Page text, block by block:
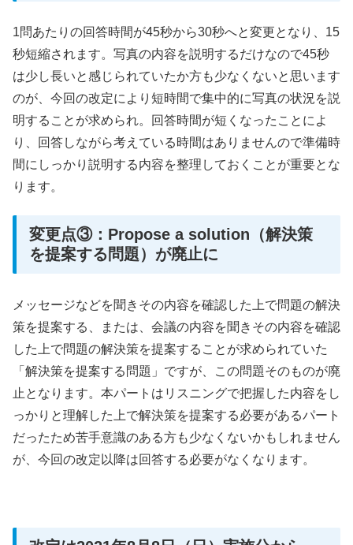
1問あたりの回答時間が45秒から30秒へと変更となり、15
秒短縮されます。写真の内容を説明するだけなので45秒
は少し長いと感じられていたか方も少なくないと思います
のが、今回の改定により短時間で集中的に写真の状況を説
明することが求められ。回答時間が短くなったことによ
り、回答しながら考えている時間はありませんので準備時
間にしっかり説明する内容を整理しておくことが重要とな
ります。
変更点③：Propose a solution（解決策
を提案する問題）が廃止に
メッセージなどを聞きその内容を確認した上で問題の解決
策を提案する、または、会議の内容を聞きその内容を確認
した上で問題の解決策を提案することが求められていた
「解決策を提案する問題」ですが、この問題そのものが廃
止となります。本パートはリスニングで把握した内容をし
っかりと理解した上で解決策を提案する必要があるパート
だったため苦手意識のある方も少なくないかもしれません
が、今回の改定以降は回答する必要がなくなります。